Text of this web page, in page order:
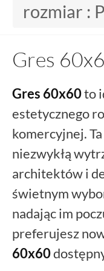
rozmiar :
Gres
Gres 60x60to
estetycznego
komercyjnej.
niezwykłą
architektów i
świetnym
nadając im
preferujesz
60x60